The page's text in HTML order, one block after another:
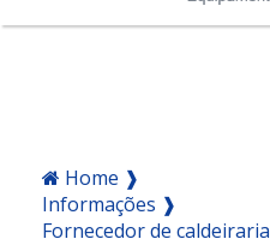
Home ❱
Informações ❱
Fornecedor de caldeiraria